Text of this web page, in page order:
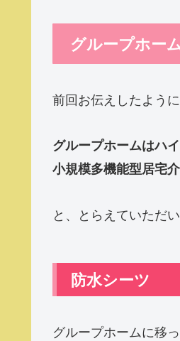
グループホー
前回お伝えしたように
グループホームはハ
小規模多機能型居宅
と、とらえていただ
防水シーツ
グループホームに移